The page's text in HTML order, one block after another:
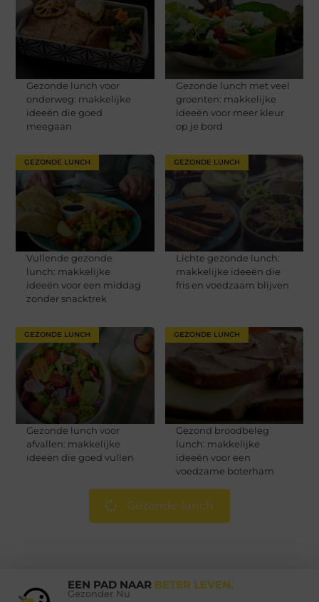
Gezonde lunch voor
onderweg: makkelijke
ideeën die goed
meegaan
Gezonde lunch met veel
groenten: makkelijke
ideeën voor meer kleur
op je bord
GEZONDE LUNCH
Vullende gezonde
lunch: makkelijke
ideeën voor een middag
zonder snacktrek
GEZONDE LUNCH
Lichte gezonde lunch:
makkelijke ideeën die
fris en voedzaam blijven
GEZONDE LUNCH
Gezonde lunch voor
afvallen: makkelijke
ideeën die goed vullen
GEZONDE LUNCH
Gezond broodbeleg
lunch: makkelijke
ideeën voor een
voedzame boterham
Gezonde lunch
EEN PAD NAAR BETER LEVEN.
Gezonder Nu